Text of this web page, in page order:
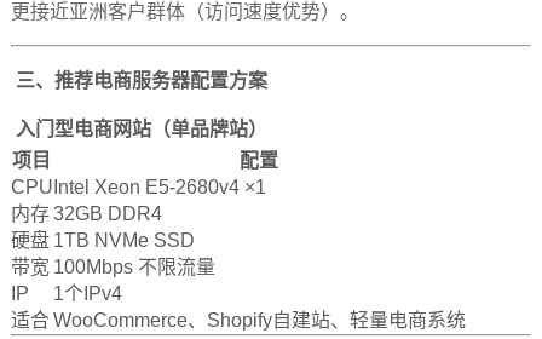
更接近亚洲客户群体（访问速度优势）。
三、推荐电商服务器配置方案
入门型电商网站（单品牌站）
项目
配置
CPU Intel Xeon E5-2680v4 ×1
内存32GB DDR4
硬盘 1TB NVMe SSD
带宽 100Mbps 不限流量
IP
1个IPv4
适合WooCommerce、Shopify自建站、轻量电商系统